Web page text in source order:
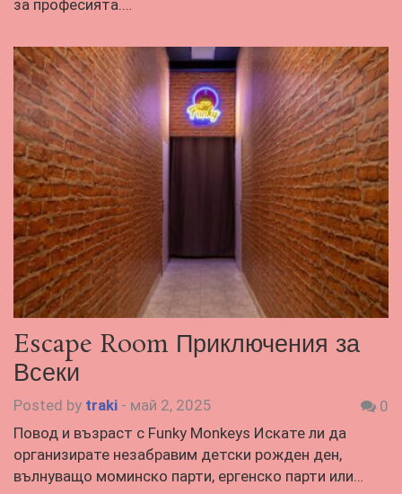
за професията.…
Escape Room Приключения за
Всеки
Posted by traki - май 2, 2025
0
Повод и възраст с Funky Monkeys Искате ли да
организирате незабравим детски рожден ден,
вълнуващо моминско парти, ергенско парти или…